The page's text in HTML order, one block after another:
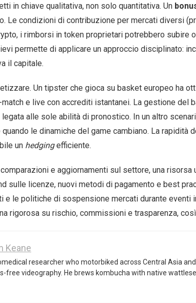
in chiave qualitativa, non solo quantitativa. Un
Le condizioni di contribuzione per mercati diversi
i rimborsi in token proprietari potrebbero
permette di applicare un approccio disciplinato:
il capitale.
Un tipster che gioca su basket europeo ha
e live con accrediti istantanei. La gestione
alle sole abilità di pronostico. In un altro
quando le dinamiche del game cambiano. La
un hedgingefficiente.
e aggiornamenti sul settore, una risorsa
sulle licenze, nuovi metodi di pagamento e best
e le politiche di sospensione mercati durante eventi
rigorosa su rischio, commissioni e trasparenza,
Keane
researcher who motorbiked across Central Asia
free videography. He brews kombucha with native